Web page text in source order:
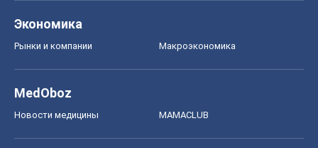
Экономика
Рынки и компании Mакроэкономика
MedOboz
Новости медицины MAMACLUB